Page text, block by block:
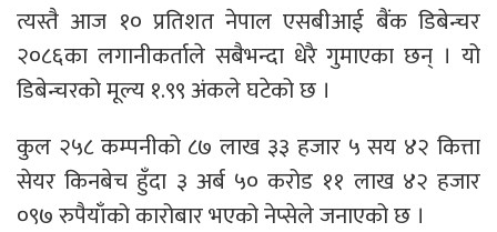
त्यस्तै आज १० प्रतिशत नेपाल एसबीआई बैंक डिबेन्चर
२०८६का लगानीकर्ताले सबैभन्दा धेरै गुमाएका छन् । यो
डिबेन्चरको मूल्य १.९९ अंकले घटेको छ ।
कुल २५८ कम्पनीको ८७ लाख ३३ हजार ५ सय ४२ कित्ता
सेयर किनबेच हुँदा ३ अर्ब ५० करोड ११ लाख ४२ हजार
०९७ रुपैयाँको कारोबार भएको नेप्सेले जनाएको छ ।